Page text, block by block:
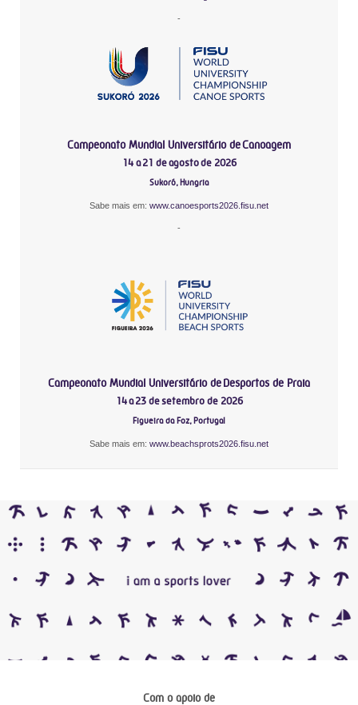
-
Campeonato Mundial Universitário de Canoagem
14 a 21 de agosto de 2026
Sukoró, Hungria
Sabe mais em: www.canoesports2026.fisu.net
-
Campeonato Mundial Universitário de Desportos de Praia
14 a 23 de setembro de 2026
Figueira da Foz, Portugal
Sabe mais em: www.beachsprots2026.fisu.net
Com o apoio de